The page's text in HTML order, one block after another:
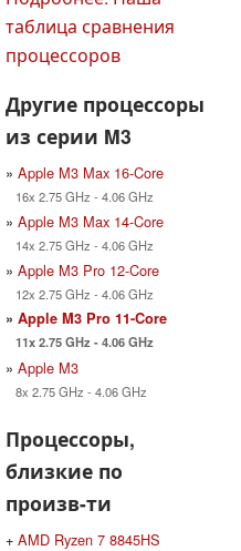
таблица сравнения
процессоров
Другие процессоры
из серии M3
» Apple M3 Max 16-Core
16x 2.75 GHz - 4.06 GHz
» Apple M3 Max 14-Core
14x 2.75 GHz - 4.06 GHz
» Apple M3 Pro 12-Core
12x 2.75 GHz - 4.06 GHz
» Apple M3 Pro 11-Core
11x 2.75 GHz - 4.06 GHz
» Apple M3
8x 2.75 GHz - 4.06 GHz
Процессоры,
близкие по
произв-ти
+ AMD Ryzen 7 8845HS